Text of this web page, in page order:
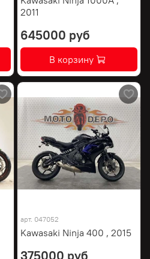
2011
645000 руб
В корзину
арт. 047052
Kawasaki Ninja 400 , 2015
375000 руб